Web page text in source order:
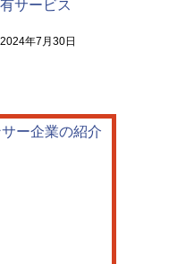
サービス
2024年7月30日
ー企業の紹介